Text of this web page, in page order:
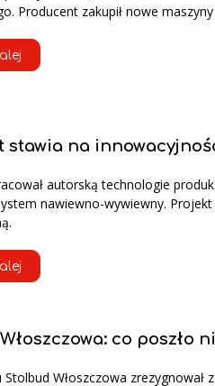
Producent zakupił nowe
stawia na
autorską technologie
nawiewno-wywiewny.
co poszło
Stolbud Włoszczowa zrezygnował